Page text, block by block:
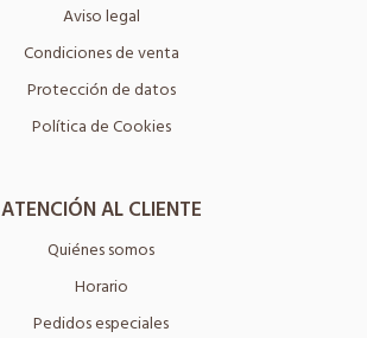
Aviso legal
Condiciones de venta
Protección de datos
Política de Cookies
ATENCIÓN AL CLIENTE
Quiénes somos
Horario
Pedidos especiales